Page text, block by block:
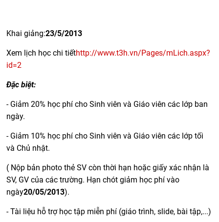
Khai giảng:23/5/2013
Xem lịch học chi tiếthttp://www.t3h.vn/Pages/mLich.aspx?
id=2
Đặc biệt:
- Giảm 20% học phí cho Sinh viên và Giáo viên các lớp ban
ngày.
- Giảm 10% học phí cho Sinh viên và Giáo viên các lớp tối
và Chủ nhật.
( Nộp bản photo thẻ SV còn thời hạn hoặc giấy xác nhận là
SV, GV của các trường. Hạn chót giảm học phí vào
ngày20/05/2013).
- Tài liệu hỗ trợ học tập miễn phí (giáo trình, slide, bài tập,...)